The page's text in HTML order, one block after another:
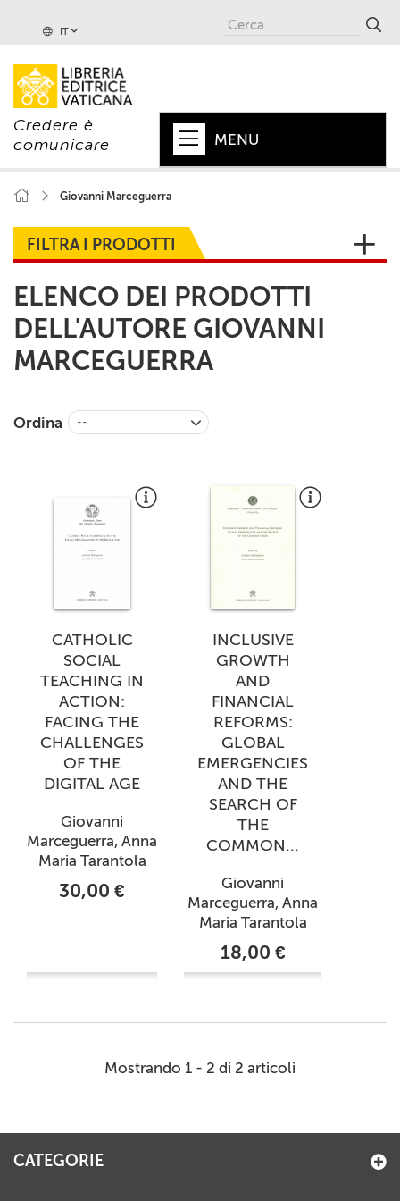
IT
Credere è
comunicare
MENU
PAPA
+
VATICANO
CHIESA
MONDO
RIVISTE
AUTORI VARI
Giovanni Marceguerra
FILTRA I PRODOTTI
ELENCO DEI PRODOTTI
DELL'AUTORE GIOVANNI
MARCEGUERRA
Ordina --
CATHOLIC
SOCIAL
TEACHING IN
ACTION:
FACING THE
CHALLENGES
OF THE
DIGITAL AGE
Giovanni
Marceguerra, Anna
Maria Tarantola
30,00 €
INCLUSIVE
GROWTH
AND
FINANCIAL
REFORMS:
GLOBAL
EMERGENCIES
AND THE
SEARCH OF
THE
COMMON...
Giovanni
Marceguerra, Anna
Maria Tarantola
18,00 €
Mostrando 1 - 2 di 2 articoli
CATEGORIE